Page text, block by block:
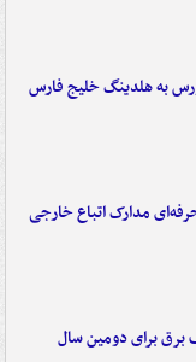
مدارک اتباع خارجی
برق برای دومین سال